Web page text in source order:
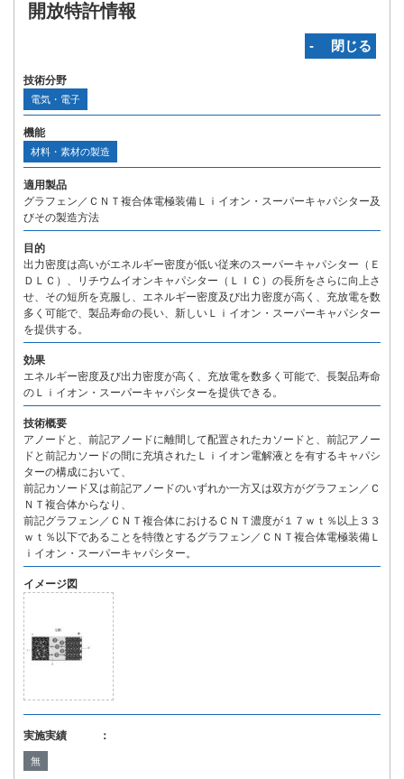
開放特許情報
‐ 閉じる
技術分野
電気・電子
機能
材料・素材の製造
適用製品
グラフェン／ＣＮＴ複合体電極装備Ｌｉイオン・スーパーキャパシター及
びその製造方法
目的
出力密度は高いがエネルギー密度が低い従来のスーパーキャパシター（Ｅ
ＤＬＣ）、リチウムイオンキャパシター（ＬＩＣ）の長所をさらに向上さ
せ、その短所を克服し、エネルギー密度及び出力密度が高く、充放電を数
多く可能で、製品寿命の長い、新しいＬｉイオン・スーパーキャパシター
を提供する。
効果
エネルギー密度及び出力密度が高く、充放電を数多く可能で、長製品寿命
のＬｉイオン・スーパーキャパシターを提供できる。
技術概要
アノードと、前記アノードに離間して配置されたカソードと、前記アノー
ドと前記カソードの間に充填されたＬｉイオン電解液とを有するキャパシ
ターの構成において、
前記カソード又は前記アノードのいずれか一方又は双方がグラフェン／Ｃ
ＮＴ複合体からなり、
前記グラフェン／ＣＮＴ複合体におけるＣＮＴ濃度が１７ｗｔ％以上３３
ｗｔ％以下であることを特徴とするグラフェン／ＣＮＴ複合体電極装備Ｌ
ｉイオン・スーパーキャパシター。
イメージ図
実施実績 ：
無